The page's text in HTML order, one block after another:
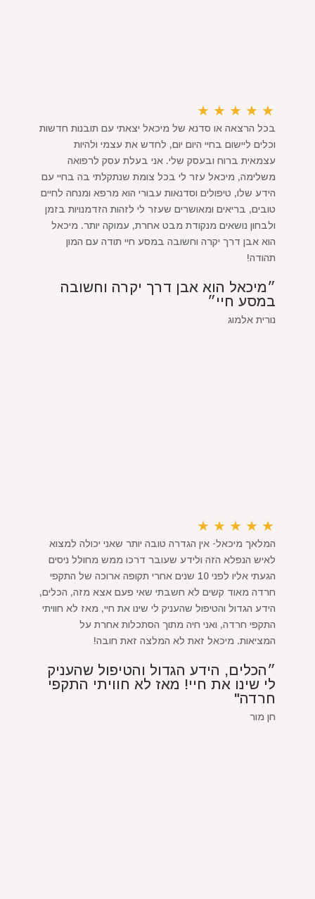
★
★
★
★
★
בכל הרצאה או סדנא של מיכאל יצאתי עם תובנות חדשות
וכלים ליישום בחיי היום יום, לחדש את עצמי ולהיות
עצמאית ברוח ובעסק שלי. אני בעלת עסק לרפואה
משלימה, מיכאל עזר לי בכל צומת שנתקלתי בה בחיי עם
הידע שלו, טיפולים וסדנאות עבורי הוא מרפא ומנחה לחיים
טובים, בריאים ומאושרים שעזר לי לזהות הזדמנויות בזמן
ולבחון נושאים מנקודת מבט אחרת, עמוקה יותר. מיכאל
הוא אבן דרך יקרה וחשובה במסע חיי תודה עם המון
תהודה!
״מיכאל הוא אבן דרך יקרה וחשובה
במסע חיי״
נורית אלמוג
★
★
★
★
★
המלאך מיכאל- אין הגדרה טובה יותר שאני יכולה למצוא
לאיש הנפלא הזה ולידע שעובר דרכו ממש מחולל ניסים
הגעתי אליו לפני 10 שנים אחרי תקופה ארוכה של התקפי
חרדה מאוד קשים לא חשבתי שאי פעם אצא מזה, הכלים,
הידע הגדול והטיפול שהעניק לי שינו את חיי, מאז לא חוויתי
התקפי חרדה, ואני חיה מתוך הסתכלות אחרת על
המציאות. מיכאל זאת לא המלצה זאת חובה!
״הכלים, הידע הגדול והטיפול שהעניק
לי שינו את חיי! מאז לא חוויתי התקפי
חרדה"
חן מור